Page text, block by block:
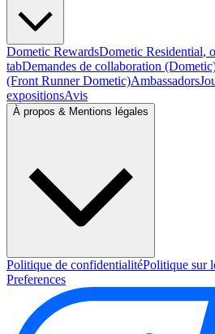
Dometic RewardsDometic Residential,
tabDemandes de collaboration
(Front Runner Dometic)Ambassadors
expositionsAvis
À propos & Mentions légales
Politique de confidentialitéPolitique sur
Preferences